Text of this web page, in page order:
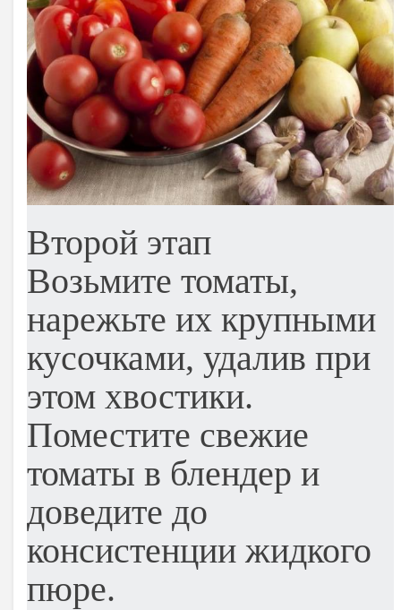
Второй этап
Возьмите томаты,
нарежьте их крупными
кусочками, удалив при
этом хвостики.
Поместите свежие
томаты в блендер и
доведите до
консистенции жидкого
пюре.